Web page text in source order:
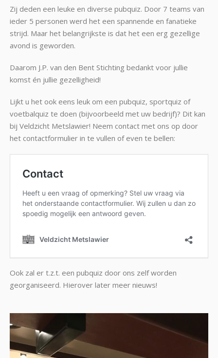
Zij deden een leuke en diverse pubquiz. Door 7 teams van
ieder 5 personen werd het een spannende en fanatieke
strijd. Maar het belangrijkste is dat het een erg gezellige
avond is geworden.
Daarom J.P. van den Bent Stichting bedankt voor jullie
komst én jullie gezelligheid!
Lijkt u het ook eens leuk om een pubquiz, sportquiz of
voetbalquiz te doen (bijvoorbeeld met uw bedrijf)? Dit kan
bij Veldzicht Metslawier! Neem contact met ons op door
het contactformulier in te vullen of even te bellen:
Ook zal er t.z.t. een pubquiz door ons zelf worden
georganiseerd. Hierover later meer nieuws!